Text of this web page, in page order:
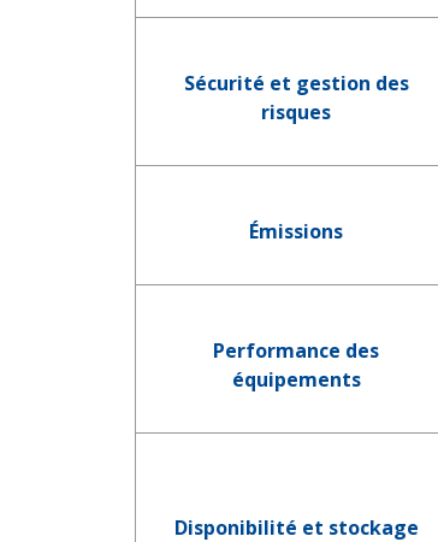
Sécurité et gestion des
risques
Émissions
Performance des
équipements
Disponibilité et stockage